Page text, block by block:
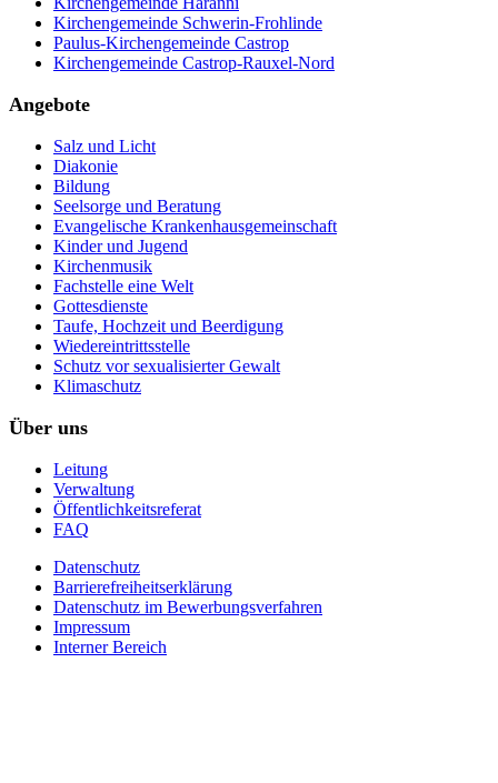
Kirchengemeinde Schwerin-Frohlinde
Paulus-Kirchengemeinde Castrop
Kirchengemeinde Castrop-Rauxel-Nord
Angebote
Salz und Licht
Diakonie
Bildung
Seelsorge und Beratung
Evangelische Krankenhausgemeinschaft
Kinder und Jugend
Kirchenmusik
Fachstelle eine Welt
Gottesdienste
Taufe, Hochzeit und Beerdigung
Wiedereintrittsstelle
Schutz vor sexualisierter Gewalt
Klimaschutz
Über uns
Leitung
Verwaltung
Öffentlichkeitsreferat
FAQ
Datenschutz
Barrierefreiheitserklärung
Datenschutz im Bewerbungsverfahren
Impressum
Interner Bereich